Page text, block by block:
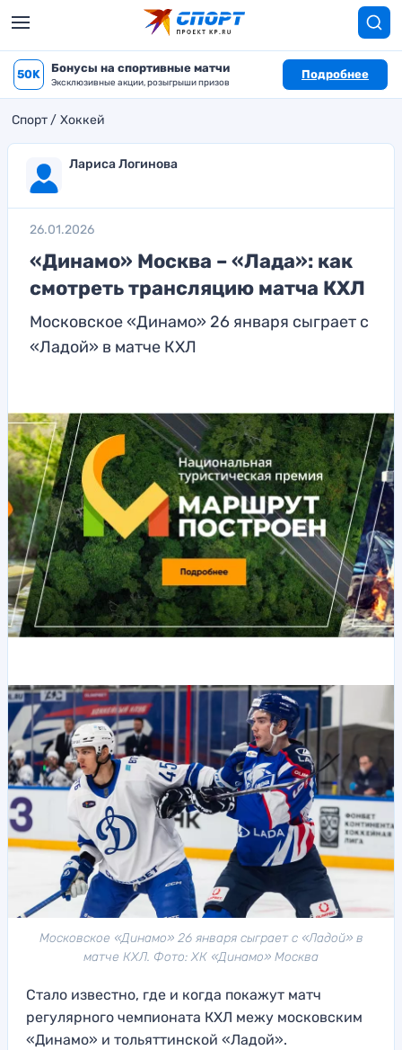
50K Бонусы на спортивные матчи
Эксклюзивные акции, розыгрыши призов
Подробнее
Спорт Хоккей
Лариса Логинова
26.01.2026
«Динамо» Москва – «Лада»: как
смотреть трансляцию матча КХЛ
Московское «Динамо» 26 января сыграет с
«Ладой» в матче КХЛ
Московское «Динамо» 26 января сыграет с «Ладой» в
матче КХЛ. Фото: ХК «Динамо» Москва
Стало известно, где и когда покажут матч
регулярного чемпионата КХЛ межу московским
«Динамо» и тольяттинской «Ладой».